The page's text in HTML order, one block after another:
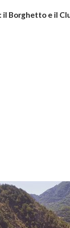
: il Borghetto e il